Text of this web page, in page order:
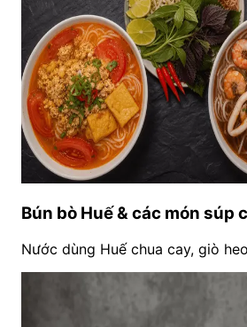
Bún bò Huế & các món súp
Nước dùng Huế chua cay, giò